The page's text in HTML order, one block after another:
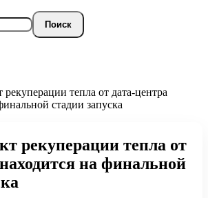
рекуперации тепла от дата-центра
стадии запуска
рекуперации тепла от
на финальной